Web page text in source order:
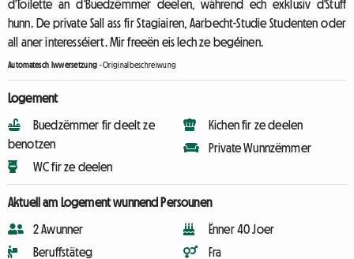
d'Toilette an d'Buedzëmmer deelen, während ech exklusiv d'Stuff
hunn. De private Sall ass fir Stagiairen, Aarbecht-Studie Studenten oder
all aner interesséiert. Mir freeën eis Iech ze begéinen.
Automatesch Iwwersetzung -Originalbeschreiwung
Logement
Buedzëmmer fir deelt ze
benotzen
WC fir ze deelen
Kichen fir ze deelen
Private Wunnzëmmer
Aktuell am Logement wunnend Persounen
2 Awunner
Beruffstäteg
Ënner 40 Joer
Fra